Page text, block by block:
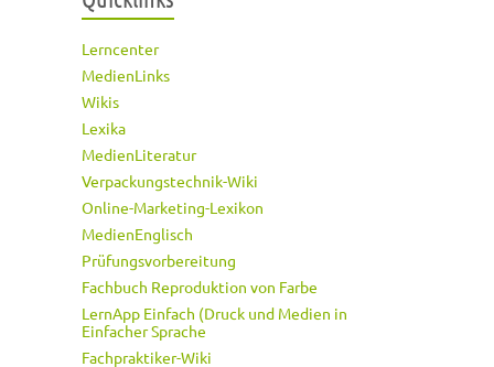
Lerncenter
MedienLinks
Wikis
Lexika
MedienLiteratur
Verpackungstechnik-Wiki
Online-Marketing-Lexikon
MedienEnglisch
Prüfungsvorbereitung
Fachbuch Reproduktion von Farbe
LernApp Einfach (Druck und Medien in
Einfacher Sprache
Fachpraktiker-Wiki